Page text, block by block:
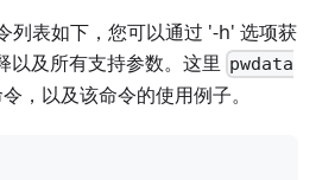
列表如下，您可以通过 '-h' 选项获
以及所有支持参数。这里 pwdata
，以及该命令的使用例子。